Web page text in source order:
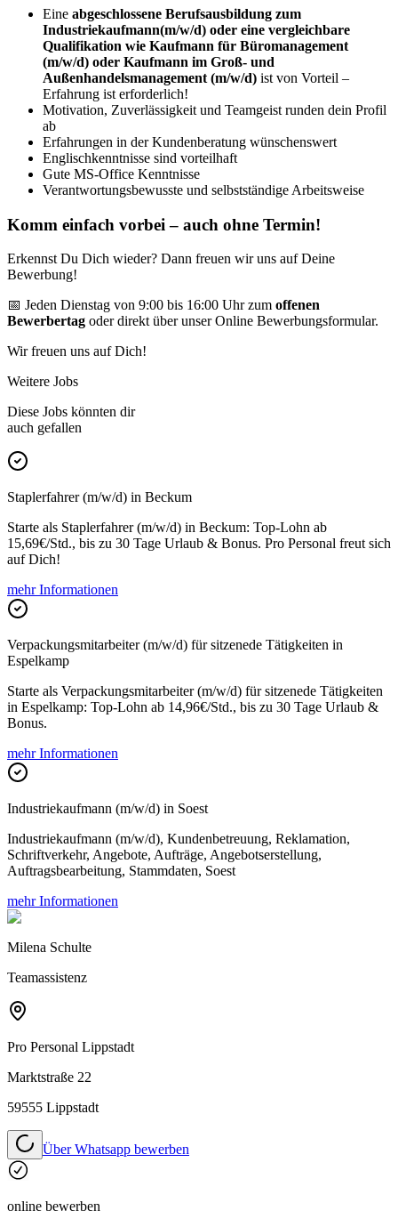
Eine abgeschlossene Berufsausbildung zum
Industriekaufmann(m/w/d) oder eine vergleichbare
Qualifikation wie Kaufmann für Büromanagement
(m/w/d) oder Kaufmann im Groß- und
Außenhandelsmanagement (m/w/d) ist von Vorteil –
Erfahrung ist erforderlich!
Motivation, Zuverlässigkeit und Teamgeist runden dein Profil
ab
Erfahrungen in der Kundenberatung wünschenswert
Englischkenntnisse sind vorteilhaft
Gute MS-Office Kenntnisse
Verantwortungsbewusste und selbstständige Arbeitsweise
Komm einfach vorbei – auch ohne Termin!
Erkennst Du Dich wieder? Dann freuen wir uns auf Deine
Bewerbung!
📅 Jeden Dienstag von 9:00 bis 16:00 Uhr zum offenen
Bewerbertag oder direkt über unser Online Bewerbungsformular.
Wir freuen uns auf Dich!
Weitere Jobs
Diese Jobs könnten dir
auch gefallen
Staplerfahrer (m/w/d) in Beckum
Starte als Staplerfahrer (m/w/d) in Beckum: Top-Lohn ab
15,69€/Std., bis zu 30 Tage Urlaub & Bonus. Pro Personal freut sich
auf Dich!
mehr Informationen
Verpackungsmitarbeiter (m/w/d) für sitzenede Tätigkeiten in
Espelkamp
Starte als Verpackungsmitarbeiter (m/w/d) für sitzenede Tätigkeiten
in Espelkamp: Top-Lohn ab 14,96€/Std., bis zu 30 Tage Urlaub &
Bonus.
mehr Informationen
Industriekaufmann (m/w/d) in Soest
Industriekaufmann (m/w/d), Kundenbetreuung, Reklamation,
Schriftverkehr, Angebote, Aufträge, Angebotserstellung,
Auftragsbearbeitung, Stammdaten, Soest
mehr Informationen
Milena Schulte
Teamassistenz
Pro Personal Lippstadt
Marktstraße 22
59555 Lippstadt
Über Whatsapp bewerben
online bewerben